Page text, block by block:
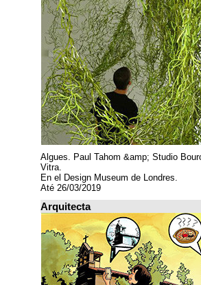
Algues. Paul Tahom &amp; Studio
Vitra.
En el Design Museum de Londres.
Até 26/03/2019
Arquitecta